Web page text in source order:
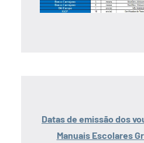
Datas de emissão dos
Manuais Escolares